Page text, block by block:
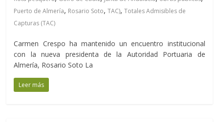
Puerto de Almería, Rosario Soto,TAC),Totales Admisibles de
Capturas (TAC)
Carmen Crespo ha mantenido un encuentro institucional
con la nueva presidenta de la Autoridad Portuaria de
Almería, Rosario Soto La
Leer más